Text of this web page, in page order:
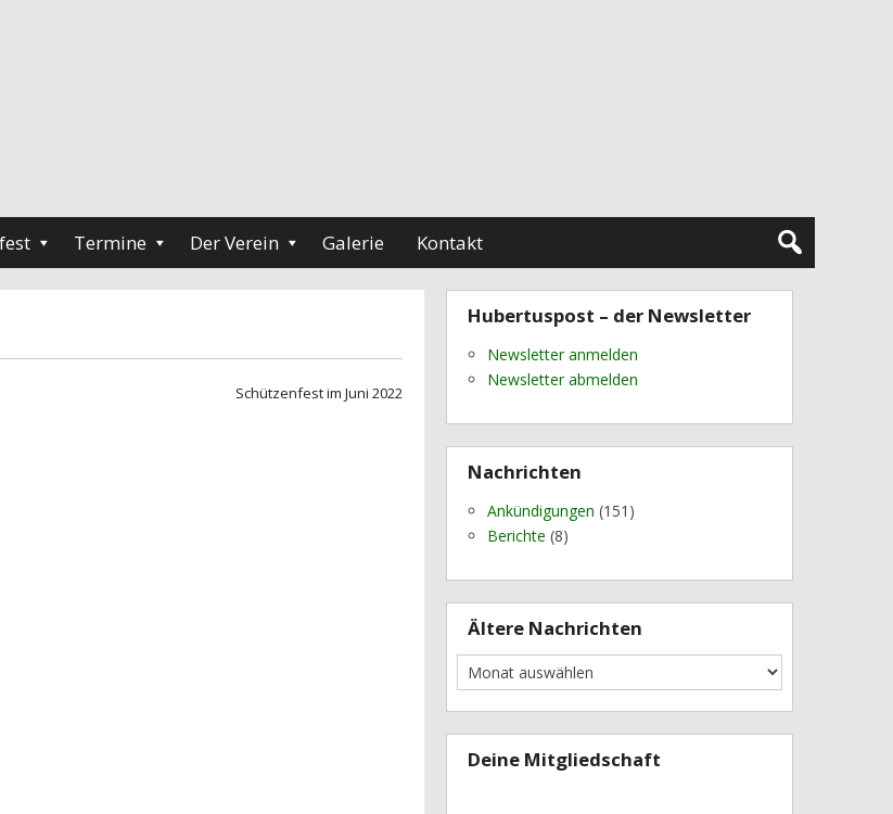
Termine Der Verein Galerie Kontakt
Schützenfest im Juni 2022
Hubertuspost – der Newsletter
Newsletter anmelden
Newsletter abmelden
Nachrichten
Ankündigungen (151)
Berichte (8)
Ältere Nachrichten
Deine Mitgliedschaft